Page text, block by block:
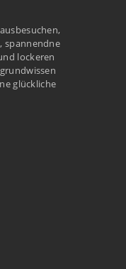
spannendne
lockeren
glückliche